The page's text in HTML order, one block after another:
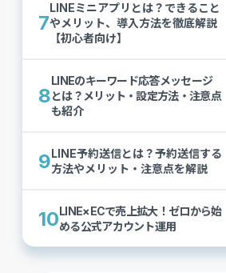
7
LINEミニアプリとは？できること
やメリット、導入方法を徹底解説
【初心者向け】
8
LINEのキーワード応答メッセージ
とは？メリット・設定方法・注意点
も紹介
9LINE予約送信とは？予約送信する
方法やメリット・注意点を解説
10LINE×ECで売上拡大！ゼロから始
める公式アカウント運用